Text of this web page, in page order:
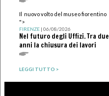
Il nuovo volto del museo fiorentino
">
FIRENZE| 06/08/2026
Nel futuro degli Uffizi. Tra due
anni la chiusura dei lavori
LEGGI TUTTO >